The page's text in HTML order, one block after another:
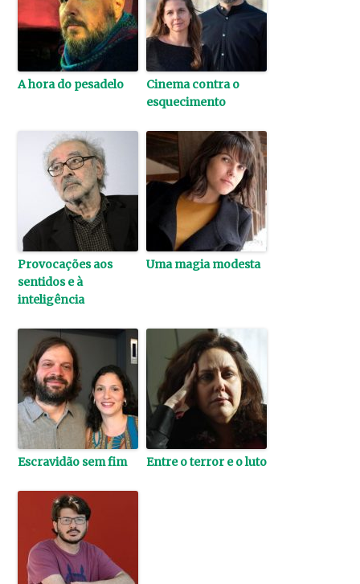
A hora do pesadelo
Cinema contra o
esquecimento
Provocações aos
sentidos e à
inteligência
Uma magia modesta
Escravidão sem fim Entre o terror e o luto